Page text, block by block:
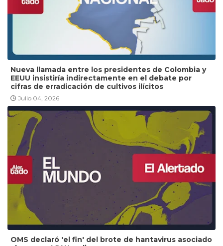
Nueva llamada entre los presidentes de Colombia y
EEUU insistiría indirectamente en el debate por
cifras de erradicación de cultivos ilícitos
Julio 04, 2026
OMS declaró 'el fin' del brote de hantavirus asociado